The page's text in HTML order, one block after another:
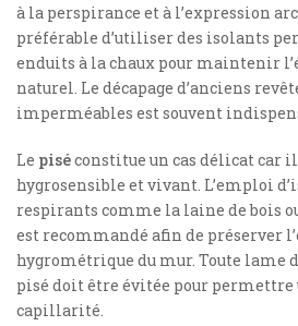
à la perspirance et à l’expression
préférable d’utiliser des isolants
enduits à la chaux pour maintenir
naturel. Le décapage d’anciens
imperméables est souvent
Le piséconstitue un cas délicat car
hygrosensible et vivant. L’emploi
respirants comme la laine de bois
est recommandé afin de préserver
hygrométrique du mur. Toute lame
pisé doit être évitée pour permettre
capillarité.